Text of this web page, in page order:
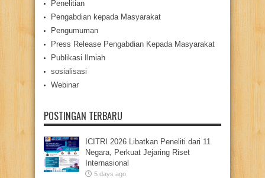
Penelitian
Pengabdian kepada Masyarakat
Pengumuman
Press Release Pengabdian Kepada Masyarakat
Publikasi Ilmiah
sosialisasi
Webinar
POSTINGAN TERBARU
ICITRI 2026 Libatkan Peneliti dari 11
Negara, Perkuat Jejaring Riset
Internasional
5 days ago